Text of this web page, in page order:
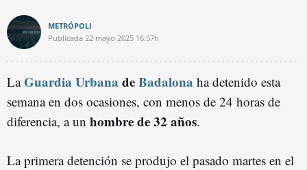
METRÓPOLI
Publicada 22 mayo 2025 16:57h
LaGuardia Urbana deBadalona ha detenido esta
semana en dos ocasiones, con menos de 24 horas de
diferencia, a un hombre de 32 años.
La primera detención se produjo el pasado martes en el